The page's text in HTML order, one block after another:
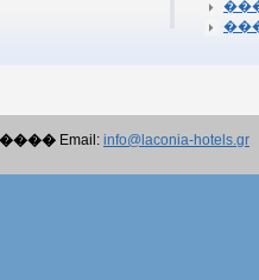
Email: info@laconia-hotels.gr